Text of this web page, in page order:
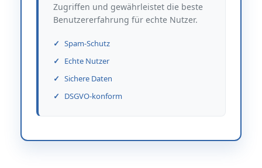
Zugriffen und gewährleistet die beste
Benutzererfahrung für echte Nutzer.
Spam-Schutz
Echte Nutzer
Sichere Daten
DSGVO-konform